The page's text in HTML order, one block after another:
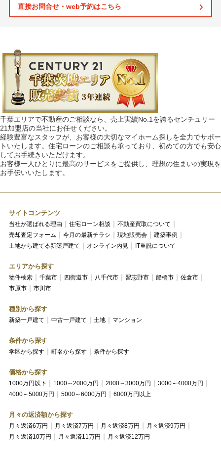
直接お問合せ・web予約はこちら
千葉エリアで不動産のご相談なら、売上実績No.1を誇るセンチュリー
21加盟店の当社にお任せください。
経験豊富なスタッフが、お客様の大切なマイホーム探しを全力でサポー
トいたします。住宅ローンのご相談も承っており、初めての方でも安心
してお手続きいただけます。
お客様一人ひとりに最高のサービスをご提供し、理想の住まいの実現を
お手伝いいたします。
サイトコンテンツ
当社が選ばれる理由 住宅ローン相談
不動産買取について
売却査定フォーム
今月の最新チラシ 現地販売会
建築事例
土地から建てる新築戸建て
オンライン内見 IT重説について
エリアから探す
物件検索 千葉市 四街道市 八千代市 習志野市 船橋市
佐倉市
市原市
市川市
種別から探す
新築一戸建て 中古一戸建て 土地 マンション
条件から探す
学区から探す 町名から探す 条件から探す
価格から探す
1000万円以下 1000～2000万円 2000～3000万円
3000～4000万円
4000～5000万円
5000～6000万円 6000万円以上
月々の返済額から探す
月々返済6万円 月々返済7万円 月々返済8万円
月々返済9万円
月々返済10万円
月々返済11万円 月々返済12万円